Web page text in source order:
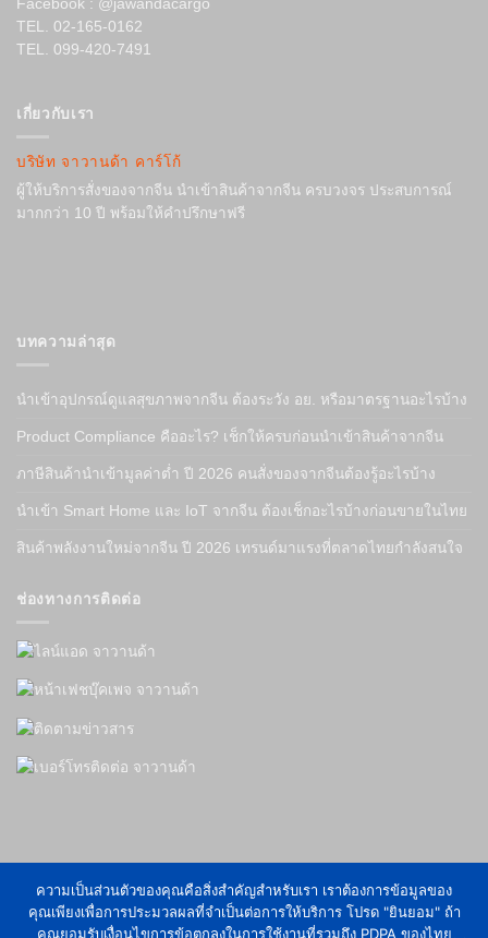
Facebook : @jawandacargo
TEL. 02-165-0162
TEL. 099-420-7491
เกี่ยวกับเรา
บริษัท จาวานด้า คาร์โก้
ผู้ให้บริการสั่งของจากจีน นำเข้าสินค้าจากจีน ครบวงจร ประสบการณ์
มากกว่า 10 ปี พร้อมให้คำปรึกษาฟรี
บทความล่าสุด
นำเข้าอุปกรณ์ดูแลสุขภาพจากจีน ต้องระวัง อย. หรือมาตรฐานอะไรบ้าง
Product Compliance คืออะไร? เช็กให้ครบก่อนนำเข้าสินค้าจากจีน
ภาษีสินค้านำเข้ามูลค่าต่ำ ปี 2026 คนสั่งของจากจีนต้องรู้อะไรบ้าง
นำเข้า Smart Home และ IoT จากจีน ต้องเช็กอะไรบ้างก่อนขายในไทย
สินค้าพลังงานใหม่จากจีน ปี 2026 เทรนด์มาแรงที่ตลาดไทยกำลังสนใจ
ช่องทางการติดต่อ
2026 ©Jawanda cargo
ความเป็นส่วนตัวของคุณคือสิ่งสำคัญสำหรับเรา เราต้องการข้อมูลของ
คุณเพียงเพื่อการประมวลผลที่จำเป็นต่อการให้บริการ โปรด "ยินยอม" ถ้า
คุณยอมรับเงื่อนไขการข้อตกลงในการใช้งานที่รวมถึง PDPA ของไทย